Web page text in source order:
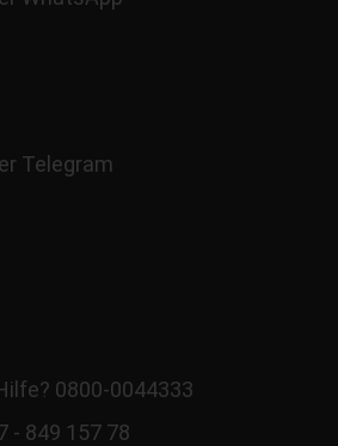
Telegram
0800-0044333
- 849 157 78